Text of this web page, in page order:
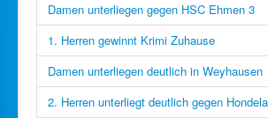
Damen unterliegen gegen HSC Ehmen 3
1. Herren gewinnt Krimi Zuhause
Damen unterliegen deutlich in Weyhausen
2. Herren unterliegt deutlich gegen